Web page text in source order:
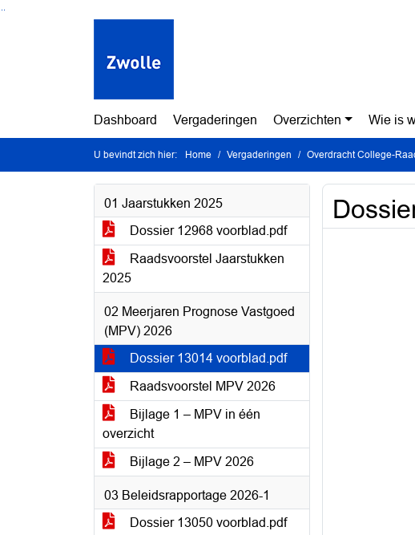
Ga naar de inhoud van deze pagina
Ga naar het zoeken
Ga naar het menu
Dashboard Vergaderingen Overzichten Wie is
U bevindt zich hier: Home Vergaderingen Overdracht College-
01 Jaarstukken 2025
Dossier 12968 voorblad.pdf
Raadsvoorstel Jaarstukken
2025
02 Meerjaren Prognose Vastgoed
(MPV) 2026
Dossier 13014 voorblad.pdf
Raadsvoorstel MPV 2026
Bijlage 1 – MPV in één
overzicht
Bijlage 2 – MPV 2026
03 Beleidsrapportage 2026-1
Dossier 13050 voorblad.pdf